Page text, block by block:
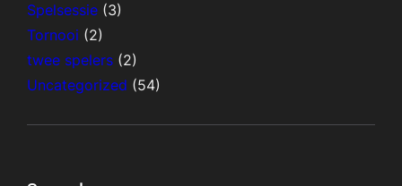
Spelsessie (3)
Tornooi (2)
twee spelers (2)
Uncategorized (54)